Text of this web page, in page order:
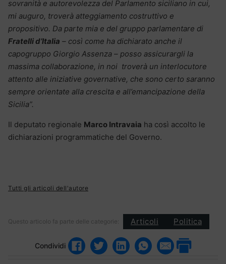
sovranità e autorevolezza del Parlamento siciliano in cui,
mi auguro, troverà atteggiamento costruttivo e
propositivo. Da parte mia e del gruppo parlamentare di
Fratelli d’Italia – così come ha dichiarato anche il
capogruppo Giorgio Assenza – posso assicurargli la
massima collaborazione, in noi troverà un interlocutore
attento alle iniziative governative, che sono certo saranno
sempre orientate alla crescita e all’emancipazione della
Sicilia”.
Il deputato regionale Marco Intravaia ha così accolto le
dichiarazioni programmatiche del Governo.
Tutti gli articoli dell'autore
Questo articolo fa parte delle categorie: Articoli Politica
Condividi